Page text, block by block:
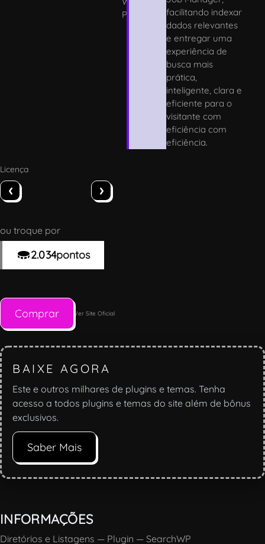
P
facilitando indexar
dados relevantes
e entregar uma
experiência de
busca mais
prática,
inteligente, clara e
eficiente para o
visitante com
eficiência com
eficiência.
Licença
‹ ›
ou troque por
2.034pontos
Comprar Ver Site Oficial
BAIXE AGORA
Este e outros milhares de plugins e temas. Tenha
acesso a todos plugins e temas do site além de bônus
exclusivos.
Saber Mais
INFORMAÇÕES
Diretórios e Listagens — Plugin — SearchWP